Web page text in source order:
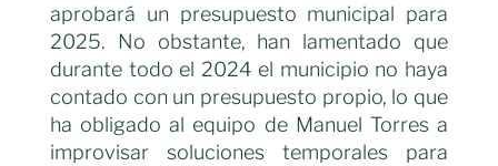
aprobará un presupuesto municipal para
2025. No obstante, han lamentado que
durante todo el 2024 el municipio no haya
contado con un presupuesto propio, lo que
ha obligado al equipo de Manuel Torres a
improvisar soluciones temporales para